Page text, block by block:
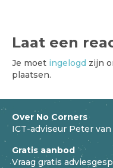
Laat een
Je moet ingelogd zijn
plaatsen.
Over No Corners
ICT-adviseur Peter
Gratis aanbod
Vraag gratis